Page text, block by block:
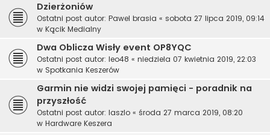
Dzierżoniów
Ostatni post autor: Pawel brasia « sobota 27 lipca 2019, 09:14
w Kącik Medialny
Dwa Oblicza Wisły event OP8YQC
Ostatni post autor: leo48 « niedziela 07 kwietnia 2019, 22:03
w Spotkania Keszerów
Garmin nie widzi swojej pamięci - poradnik na
przyszłość
Ostatni post autor: laszlo « środa 27 marca 2019, 08:20
w Hardware Keszera